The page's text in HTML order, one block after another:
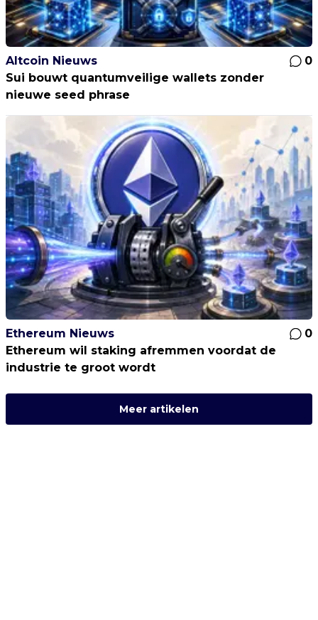
Altcoin Nieuws
0
Sui bouwt quantumveilige wallets zonder
nieuwe seed phrase
Ethereum Nieuws
0
Ethereum wil staking afremmen voordat de
industrie te groot wordt
Meer artikelen